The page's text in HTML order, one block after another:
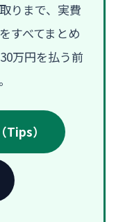
りまで、実費
すべてまとめ
万円を払う前
）